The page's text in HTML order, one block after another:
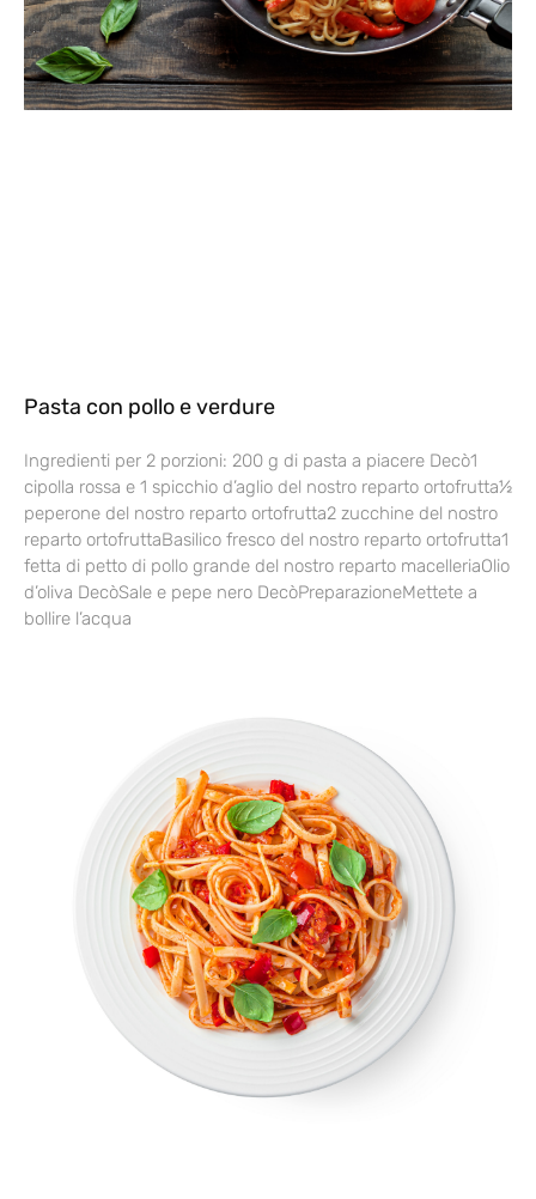
Pasta con pollo e verdure
Ingredienti per 2 porzioni: 200 g di pasta a piacere Decò1
cipolla rossa e 1 spicchio d’aglio del nostro reparto ortofrutta½
peperone del nostro reparto ortofrutta2 zucchine del nostro
reparto ortofruttaBasilico fresco del nostro reparto ortofrutta1
fetta di petto di pollo grande del nostro reparto macelleriaOlio
d’oliva DecòSale e pepe nero DecòPreparazioneMettete a
bollire l’acqua